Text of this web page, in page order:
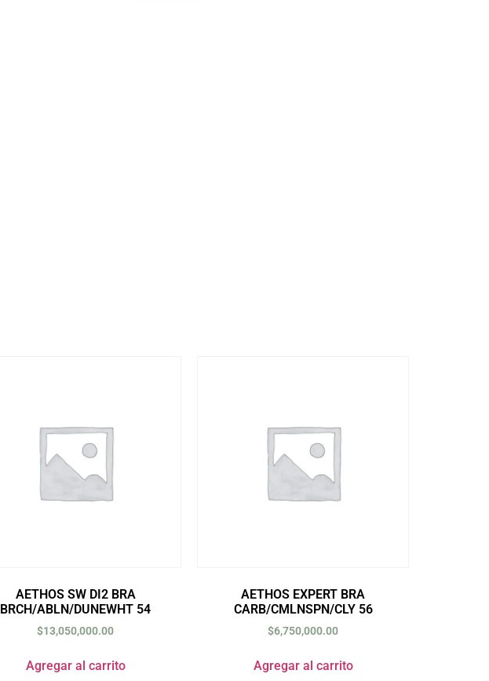
AETHOS SW DI2 BRA
BRCH/ABLN/DUNEWHT 54
$13,050,000.00
Agregar al carrito
AETHOS EXPERT BRA
CARB/CMLNSPN/CLY 56
$6,750,000.00
Agregar al carrito